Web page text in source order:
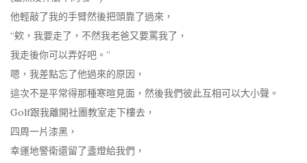
他輕敲了我的手臂然後把頭靠了過來，
“欸，我要走了，不然我老爸又要罵我了，
我走後你可以弄好吧。”
嗯，我差點忘了他過來的原因，
這次不是平常得那種寒暄見面，然後我們彼此互相可以大小聲。
Golf跟我離開社團教室走下樓去，
四周一片漆黑，
幸運地警衛還留了盞燈給我們，